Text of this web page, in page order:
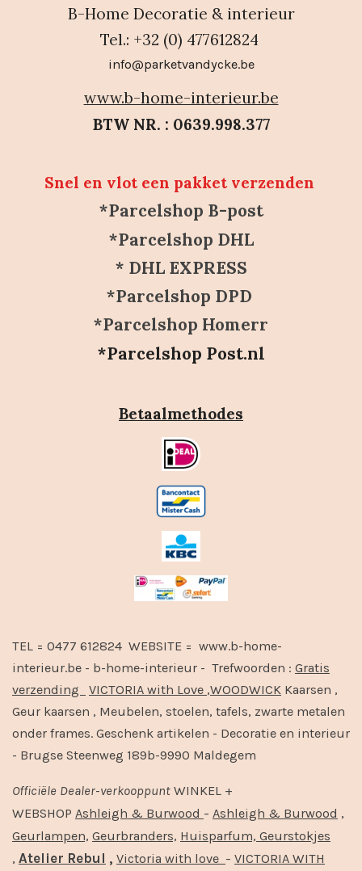
B-Home Decoratie & interieur
Tel.: +32 (0) 477612824
info@parketvandycke.be
www.b-home-interieur.be
BTW NR. : 0639.998.377
Snel en vlot een pakket verzenden
*Parcelshop B-post
*Parcelshop DHL
* DHL EXPRESS
*Parcelshop DPD
*Parcelshop Homerr
*Parcelshop Post.nl
Betaalmethodes
TEL = 0477 612824 WEBSITE = www.b-home-
interieur.be - b-home-interieur - Trefwoorden : Gratis
verzending
VICTORIA with Love ,WOODWICK Kaarsen ,
Geur kaarsen , Meubelen, stoelen, tafels, zwarte metalen
onder frames. Geschenk artikelen - Decoratie en interieur
- Brugse Steenweg 189b-9990 Maldegem
Officiële Dealer-verkooppunt WINKEL +
WEBSHOP Ashleigh & Burwood - Ashleigh & Burwood ,
Geurlampen, Geurbranders, Huisparfum, Geurstokjes
, Atelier Rebul , Victoria with love - VICTORIA WITH